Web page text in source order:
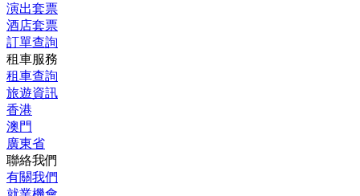
演出套票
酒店套票
訂單查詢
租車服務
租車查詢
旅遊資訊
香港
澳門
廣東省
聯絡我們
有關我們